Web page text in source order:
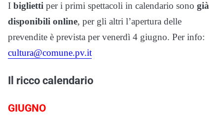
I biglietti per i primi spettacoli in calendario sono già
disponibili online, per gli altri l’apertura delle
prevendite è prevista per venerdì 4 giugno. Per info:
cultura@comune.pv.it
Il ricco calendario
GIUGNO